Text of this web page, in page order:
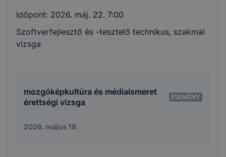
Időpont: 2026. máj. 22. 7:00
Szoftverfejlesztő és -tesztelő technikus, szakmai
vizsga
mozgóképkultúra és médiaismeret
érettségi vizsga
ESEMÉNY
2026. május 19.